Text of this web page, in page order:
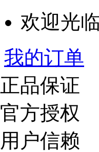
欢迎光
我的订单
正品保证
官方授权
用户信赖